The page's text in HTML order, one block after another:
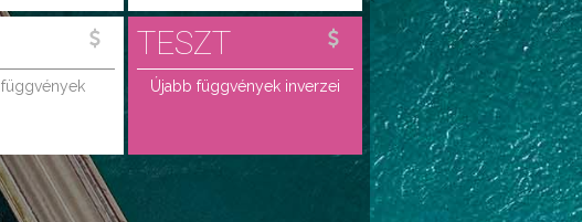
Újabb függvények inverzei